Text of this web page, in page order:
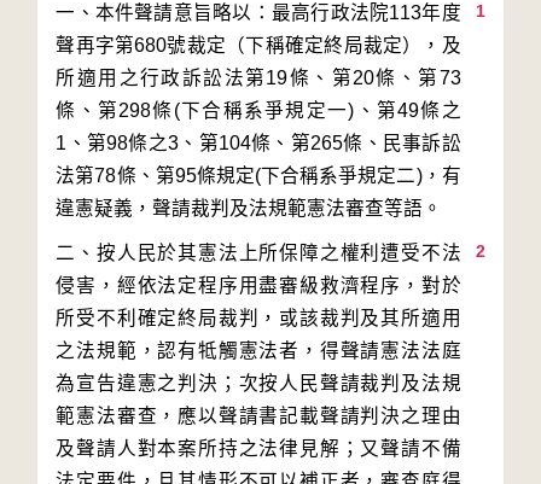
1
一、本件聲請意旨略以：最高行政法院113年度
聲再字第680號裁定（下稱確定終局裁定），及
所適用之行政訴訟法第19條、第20條、第73
條、第298條(下合稱系爭規定一)、第49條之
1、第98條之3、第104條、第265條、民事訴訟
法第78條、第95條規定(下合稱系爭規定二)，有
2
二、按人民於其憲法上所保障之權利遭受不法
侵害，經依法定程序用盡審級救濟程序，對於
所受不利確定終局裁判，或該裁判及其所適用
之法規範，認有牴觸憲法者，得聲請憲法法庭
為宣告違憲之判決；次按人民聲請裁判及法規
範憲法審查，應以聲請書記載聲請判決之理由
及聲請人對本案所持之法律見解；又聲請不備